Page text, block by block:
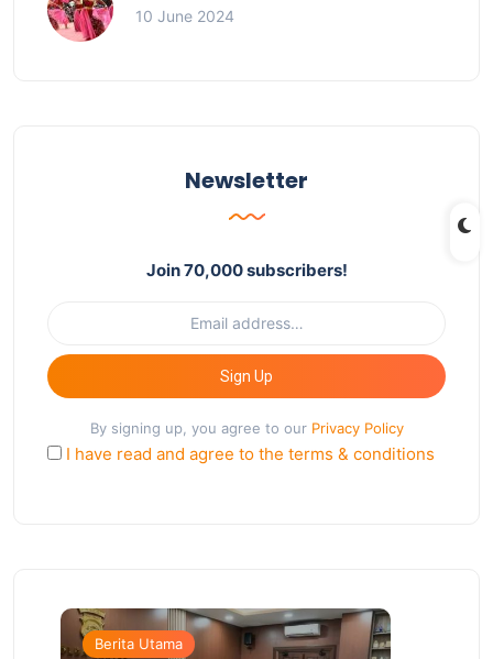
10 June 2024
Newsletter
Join 70,000 subscribers!
Sign Up
By signing up, you agree to our Privacy Policy
I have read and agree to the terms & conditions
Berita Utama